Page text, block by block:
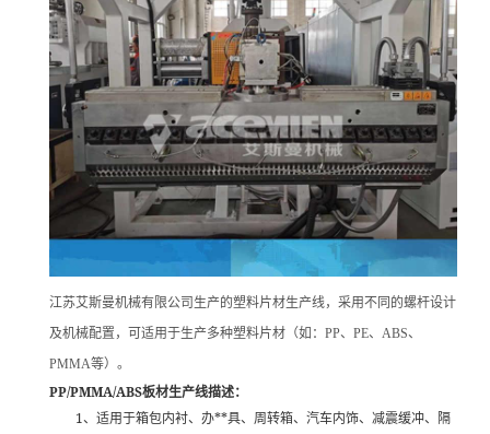
江苏艾斯曼机械有限公司生产的塑料片材生产线，采用不同的螺杆设计
及机械配置，可适用于生产多种塑料片材（如：PP、PE、ABS、
PMMA等）。
PP/PMMA/ABS板材生产线描述：
1、适用于箱包内衬、办**具、周转箱、汽车内饰、减震缓冲、隔